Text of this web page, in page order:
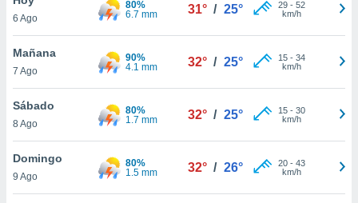
y
en
más
de
6 Ago
80%
6.7 mm
31° / 25° 29- 52
km/h
Mañana
7 Ago
90%
4.1 mm
32° / 25° 15- 34
km/h
Sábado
8 Ago
80%
1.7 mm
32° / 25° 15- 30
km/h
Domingo
9 Ago
80%
1.5 mm
32° / 26° 20- 43
km/h